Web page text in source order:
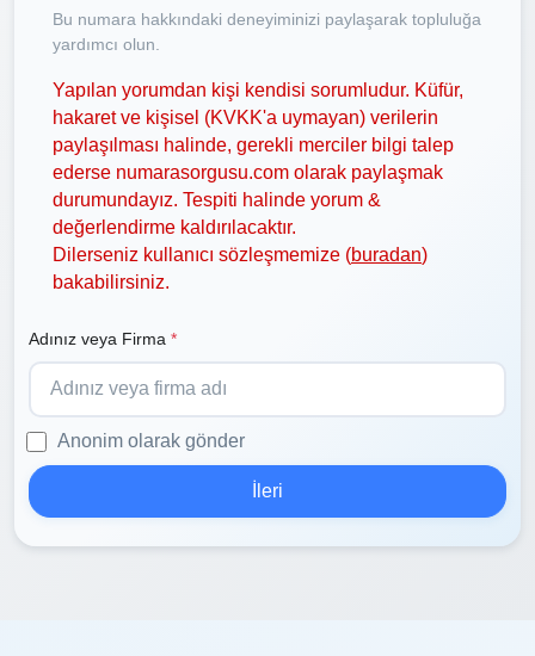
Bu numara hakkındaki deneyiminizi paylaşarak topluluğa
yardımcı olun.
Yapılan yorumdan kişi kendisi sorumludur. Küfür,
hakaret ve kişisel (KVKK'a uymayan) verilerin
paylaşılması halinde, gerekli merciler bilgi talep
ederse numarasorgusu.com olarak paylaşmak
durumundayız. Tespiti halinde yorum &
değerlendirme kaldırılacaktır.
Dilerseniz kullanıcı sözleşmemize (buradan)
bakabilirsiniz.
Adınız veya Firma *
Anonim olarak gönder
İleri